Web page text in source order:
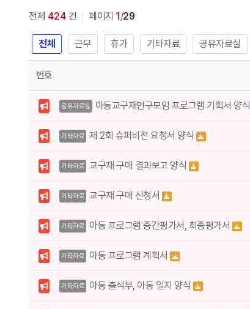
전체 424 건 페이지 1/29
전체 근무 휴가 기타자료 공유자료실
번호
공유자료실 아동교구재연구모임 프로그램 기획서 양식
기타자료 제 2회 슈퍼비전 요청서 양식
기타자료 교구재 구매 결과보고 양식
기타자료 교구재 구매 신청서
기타자료 아동 프로그램 중간평가서, 최종평가서
기타자료 아동 프로그램 계획서
기타자료 아동 출석부, 아동 일지 양식